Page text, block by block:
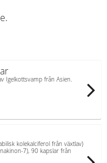
Igelkottsvamp från Asien.
kolekalciferol från växtlav)
7), 90 kapslar från